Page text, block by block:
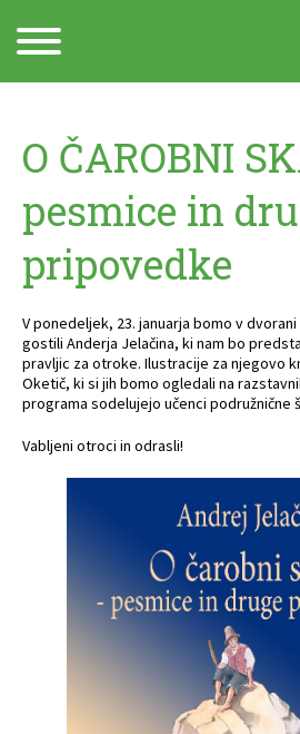
O ČAROBNI
pesmice in
pripovedke
V ponedeljek, 23. januarja bomo v dvorani
gostili Anderja Jelačina, ki nam bo
pravljic za otroke. Ilustracije za njegovo
Oketič, ki si jih bomo ogledali na
programa sodelujejo učenci podružnične
Vabljeni otroci in odrasli!